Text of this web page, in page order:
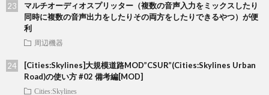
マルチオーディオスプリッター（複数の音声入力をミックスしたり
同時に複数の音声出力をしたりその両方をしたりできるやつ）が便
利
周辺機器
[Cities:Skylines]大規模道路MOD”CSUR”(Cities:Skylines Urban
Road)の使い方 #02 備考編[MOD]
Cities:Skylines